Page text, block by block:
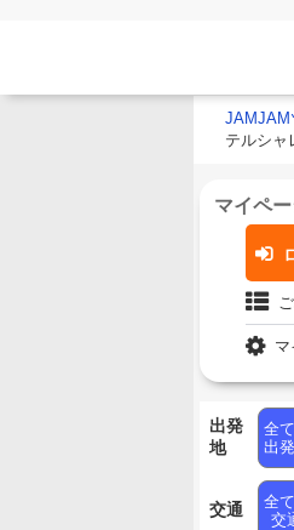
JAMJAM
テルシャ
マイペ
出発
地
全
出
交通
全
交